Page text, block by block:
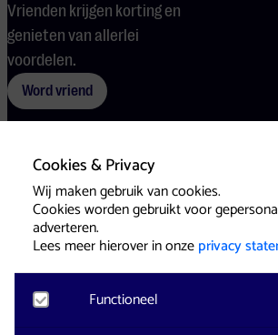
Cookies & Privacy
Wij maken gebruik van cookies.
Cookies worden gebruikt voor
adverteren.
Lees meer hierover in onzeprivacy
Functioneel
Vrienden krijgen korting en
genieten van allerlei
voordelen.
Word vriend
Voorwaarden CookiesPers
Website & Identity byEagerly